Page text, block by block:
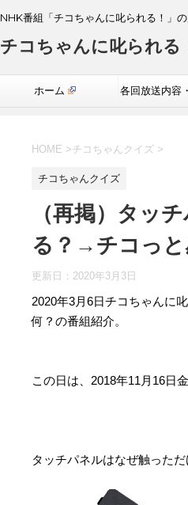
NHK番組「チコちゃんに叱られる！」
チコちゃんに叱られる
ホーム 各回放送内容
HOME >チコちゃんクイズ >
チコちゃんクイズ
（再掲）タッ
る？→チコっと
更新日： 2020年3月3日
2020年3月6日チコちゃんに
何？の番組紹介。
この日は、2018年11月16日
タッチパネルはなぜ触った